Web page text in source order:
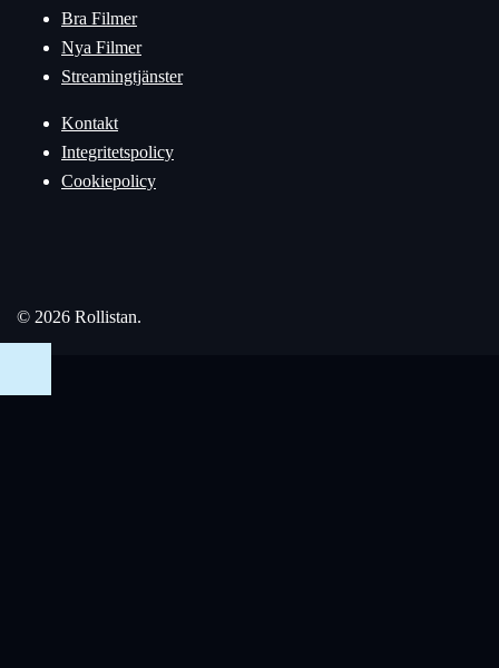
Bra Filmer
Nya Filmer
Streamingtjänster
Kontakt
Integritetspolicy
Cookiepolicy
© 2026 Rollistan.